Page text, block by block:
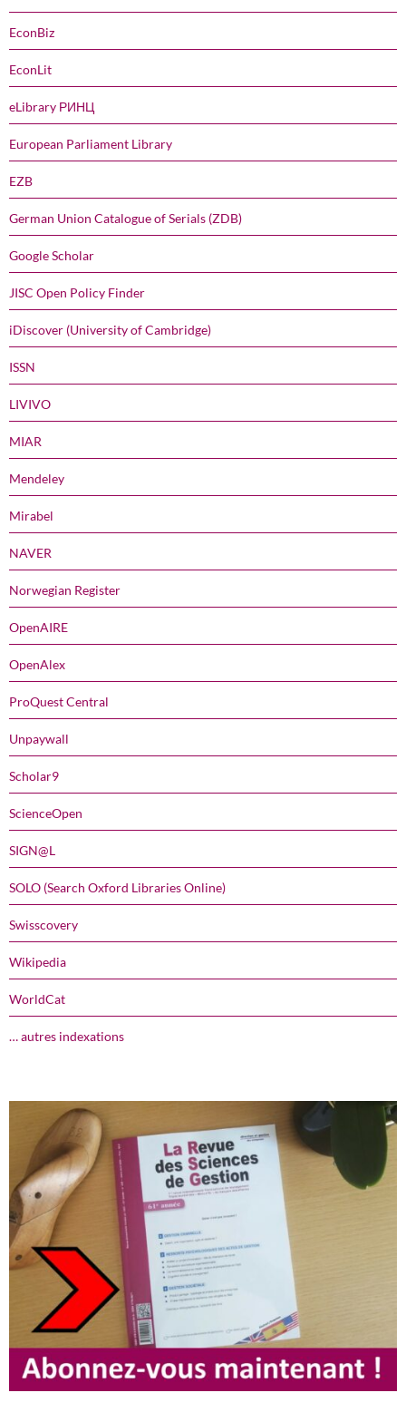
EconBiz
EconLit
eLibrary РИНЦ
European Parliament Library
EZB
German Union Catalogue of Serials (ZDB)
Google Scholar
JISC Open Policy Finder
iDiscover (University of Cambridge)
ISSN
LIVIVO
MIAR
Mendeley
Mirabel
NAVER
Norwegian Register
OpenAIRE
OpenAlex
ProQuest Central
Unpaywall
Scholar9
ScienceOpen
SIGN@L
SOLO (Search Oxford Libraries Online)
Swisscovery
Wikipedia
WorldCat
… autres indexations